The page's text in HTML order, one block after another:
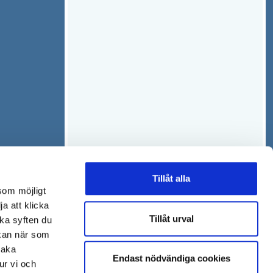
möjligt
att klicka
syften du
när som
vi och
Tillåt alla
Tillåt urval
Endast nödvändiga cookies